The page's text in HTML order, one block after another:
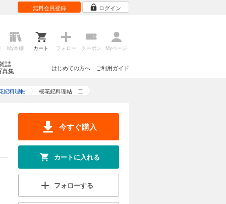
無料会員登録 ログイン
My本棚 カート フォロー クーポン Myページ
誌
真集
ご利用ガイド
はじめての方へ
妃料理帖 桜花妃料理帖 二
今すぐ購入
カートに入れる
フォローする